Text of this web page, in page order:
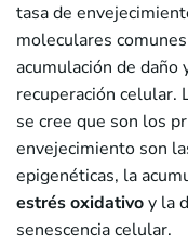
tasa de
moleculares
acumulación de daño
recuperación celular.
se cree que son los
envejecimiento son
epigenéticas, la
estrés oxidativoy la
senescencia celular.